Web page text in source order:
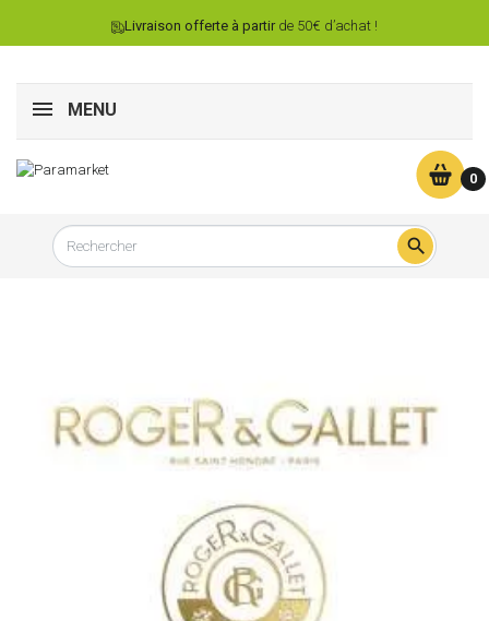
Livraison offerte à partirde 50€ d’achat !
MENU
0
